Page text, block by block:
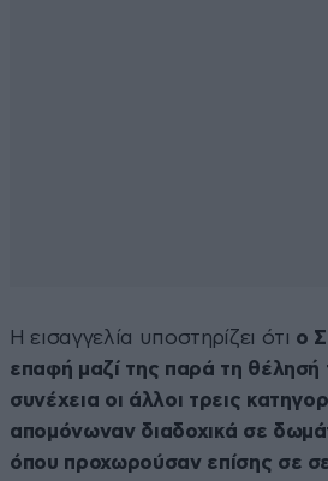
Η εισαγγελία υποστηρίζει ότι ο
επαφή μαζί της παρά τη θέλησή
συνέχεια οι άλλοι τρεις
απομόνωναν διαδοχικά σε
όπου προχωρούσαν επίσης σε